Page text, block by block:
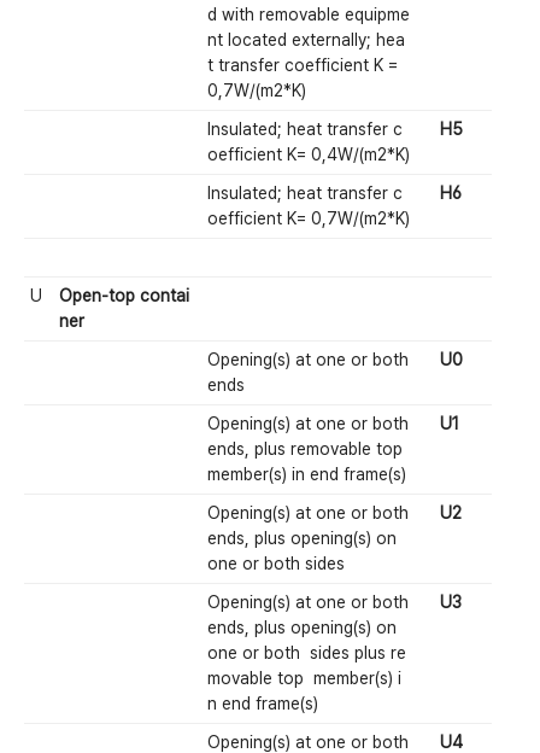
d with removable equipme
nt located externally; hea
t transfer coefficient K =
0,7W/(m2*K)
Insulated; heat transfer c
oefficient K= 0,4W/(m2*K)
H5
Insulated; heat transfer c
oefficient K= 0,7W/(m2*K)
H6
U
Open-top contai
ner
Opening(s) at one or both
ends
U0
Opening(s) at one or both
ends, plus removable top
member(s) in end frame(s)
U1
Opening(s) at one or both
ends, plus opening(s) on
one or both sides
U2
Opening(s) at one or both
ends, plus opening(s) on
one or both sides plus re
movable top member(s) i
n end frame(s)
U3
Opening(s) at one or both
U4